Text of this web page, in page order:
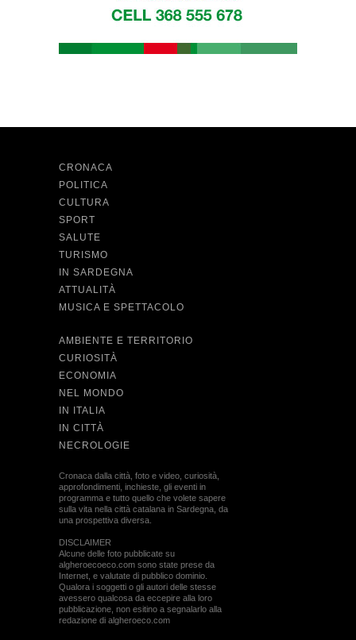
CRONACA
POLITICA
CULTURA
SPORT
SALUTE
TURISMO
IN SARDEGNA
ATTUALITÀ
MUSICA E SPETTACOLO
AMBIENTE E TERRITORIO
CURIOSITÀ
ECONOMIA
NEL MONDO
IN ITALIA
IN CITTÀ
NECROLOGIE
Cronaca dalla città, foto e video, curiosità,
approfondimenti, inchieste, gli eventi in
programma e tutto quello che volete sapere
sulla vita nella città catalana in Sardegna, da
una prospettiva diversa.
DISCLAIMER
Alcune delle foto pubblicate su
algheroecoeco.com sono state prese da
Internet, e valutate di pubblico dominio.
Qualora i soggetti o gli autori delle stesse
avessero qualcosa da eccepire alla loro
pubblicazione, non esitino a segnalarlo alla
redazione di algheroeco.com